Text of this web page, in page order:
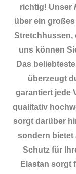
richtig! Unser
über ein
Stretchhussen,
uns können
Das
überzeugt
garantiert jede
qualitativ
sorgt darüber
sondern bietet
Schutz für
Elastan sorgt